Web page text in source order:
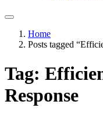
Home
Posts tagged
Tag:
Response